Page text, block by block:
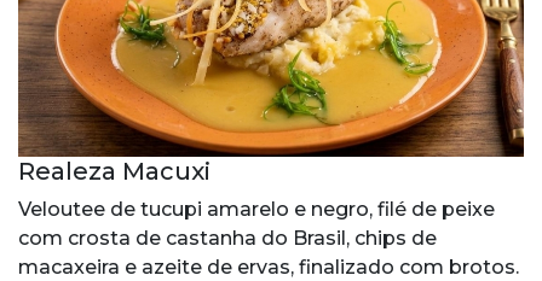
Realeza Macuxi
Veloutee de tucupi amarelo e negro, filé de peixe
com crosta de castanha do Brasil, chips de
macaxeira e azeite de ervas, finalizado com brotos.